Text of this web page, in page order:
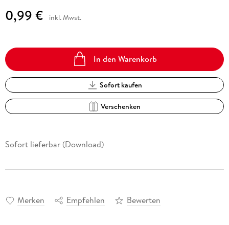
0,99 € inkl. Mwst.
In den Warenkorb
Sofort kaufen
Verschenken
Sofort lieferbar (Download)
Merken Empfehlen Bewerten